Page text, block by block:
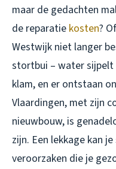
maar de gedachten
de reparatie kosten?
Westwijk niet langer
stortbui – water sijpelt
klam, en er ontstaan
Vlaardingen, met zijn
nieuwbouw, is
zijn. Een lekkage kan
veroorzaken die je